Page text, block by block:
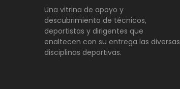
Una vitrina de apoyo y
descubrimiento de técnicos,
deportistas y dirigentes que
enaltecen con su entrega las diversas
disciplinas deportivas.